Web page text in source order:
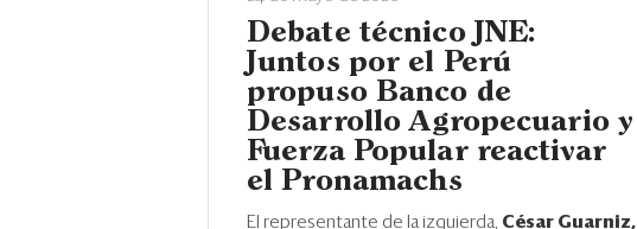
Debate técnico JNE:
Juntos por el Perú
propuso Banco de
Desarrollo Agropecuario y
Fuerza Popular reactivar
el Pronamachs
El representante de la izquierda, César Guarniz,